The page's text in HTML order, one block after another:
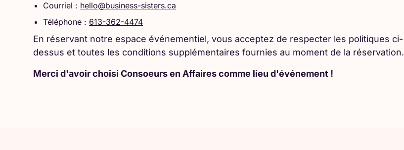
Courriel : hello@business-sisters.ca
Téléphone : 613-362-4474
En réservant notre espace événementiel, vous acceptez de respecter les politiques ci-
dessus et toutes les conditions supplémentaires fournies au moment de la réservation.
Merci d'avoir choisi Consoeurs en Affaires comme lieu d'événement !